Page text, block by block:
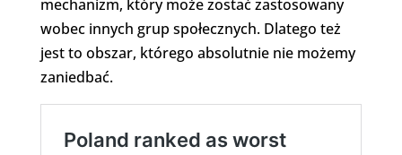
mechanizm, który może zostać zastosowany
wobec innych grup społecznych. Dlatego też
jest to obszar, którego absolutnie nie możemy
zaniedbać.